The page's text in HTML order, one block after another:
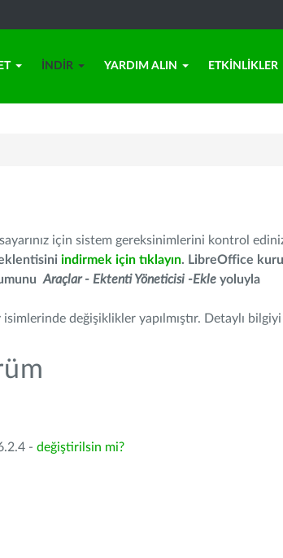
İNDIR YARDIM ALIN ETKINLIKLER
için sistem gereksinimlerini kontrol
indirmek için tıklayın. LibreOffice
Araçlar - Ektenti Yöneticisi -Ekle yoluyla
değişiklikler yapılmıştır. Detaylı bilgiyi
- değiştirilsin mi?